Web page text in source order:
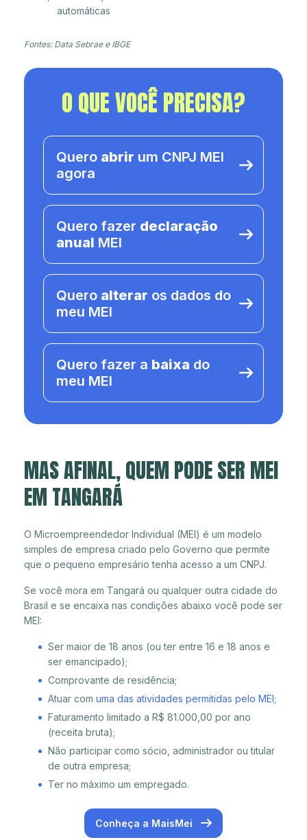
automáticas
Fontes: Data Sebrae e IBGE
O QUE VOCÊ PRECISA?
Quero abrir um CNPJ MEI
agora
Quero fazer declaração
anual MEI
Quero alterar os dados do
meu MEI
Quero fazer a baixa do
meu MEI
MAS AFINAL, QUEM PODE SER MEI
EM TANGARÁ
O Microempreendedor Individual (MEI) é um modelo
simples de empresa criado pelo Governo que permite
que o pequeno empresário tenha acesso a um CNPJ.
Se você mora em Tangará ou qualquer outra cidade do
Brasil e se encaixa nas condições abaixo você pode ser
MEI:
Ser maior de 18 anos (ou ter entre 16 e 18 anos e
ser emancipado);
Comprovante de residência;
Atuar com uma das atividades permitidas pelo MEI;
Faturamento limitado a R$ 81.000,00 por ano
(receita bruta);
Não participar como sócio, administrador ou titular
de outra empresa;
Ter no máximo um empregado.
Conheça a MaisMei